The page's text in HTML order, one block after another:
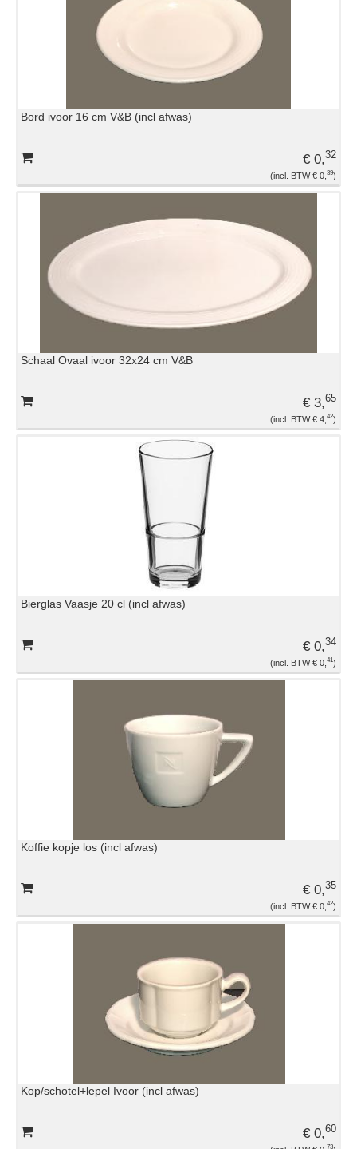
Bord ivoor 16 cm V&B (incl afwas)
€ 0,32
€ 0, 39
Schaal Ovaal ivoor 32x24 cm V&B
€ 3,65
€ 4, 42
Bierglas Vaasje 20 cl (incl afwas)
€ 0,34
€ 0, 41
Koffie kopje los (incl afwas)
€ 0,35
€ 0, 42
Kop/schotel+lepel Ivoor (incl afwas)
€ 0,60
73